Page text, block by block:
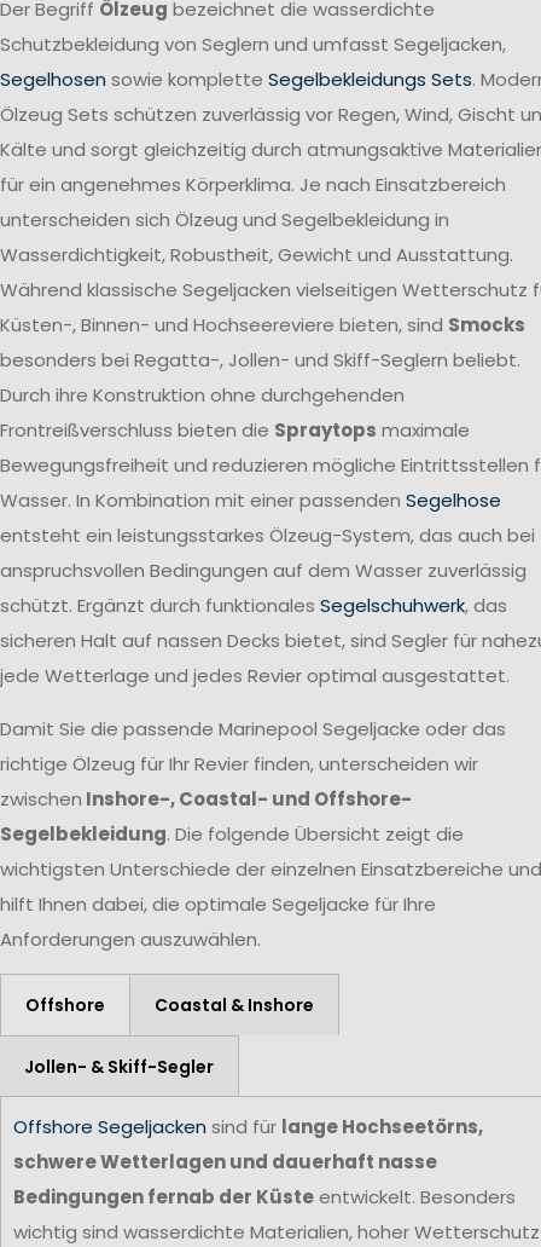
Der Begriff Ölzeug bezeichnet die wasserdichte
Schutzbekleidung von Seglern und umfasst Segeljacken,
Segelhosen sowie komplette Segelbekleidungs Sets.
Ölzeug Sets schützen zuverlässig vor Regen, Wind, Gischt
Kälte und sorgt gleichzeitig durch atmungsaktive
für ein angenehmes Körperklima. Je nach Einsatzbereich
unterscheiden sich Ölzeug und Segelbekleidung in
Wasserdichtigkeit, Robustheit, Gewicht und Ausstattung.
Während klassische Segeljacken vielseitigen Wetterschutz
Küsten-, Binnen- und Hochseereviere bieten, sind Smocks
besonders bei Regatta-, Jollen- und Skiff-Seglern beliebt.
Durch ihre Konstruktion ohne durchgehenden
Frontreißverschluss bieten die Spraytops maximale
Bewegungsfreiheit und reduzieren mögliche Eintrittsstellen
Wasser. In Kombination mit einer passenden Segelhose
entsteht ein leistungsstarkes Ölzeug-System, das auch bei
anspruchsvollen Bedingungen auf dem Wasser zuverlässig
schützt. Ergänzt durch funktionales Segelschuhwerk, das
sicheren Halt auf nassen Decks bietet, sind Segler für
jede Wetterlage und jedes Revier optimal ausgestattet.
Damit Sie die passende Marinepool Segeljacke oder das
richtige Ölzeug für Ihr Revier finden, unterscheiden wir
zwischen Inshore-, Coastal- und Offshore-
Segelbekleidung. Die folgende Übersicht zeigt die
wichtigsten Unterschiede der einzelnen Einsatzbereiche und
hilft Ihnen dabei, die optimale Segeljacke für Ihre
Anforderungen auszuwählen.
Offshore Coastal & Inshore
Jollen- & Skiff-Segler
Offshore Segeljacken sind für lange Hochseetörns,
schwere Wetterlagen und dauerhaft nasse
Bedingungen fernab der Küsteentwickelt. Besonders
wichtig sind wasserdichte Materialien, hoher Wetterschutz